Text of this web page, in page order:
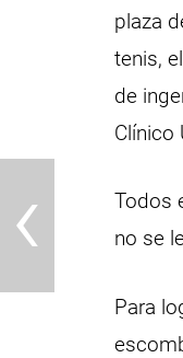
plaza
tenis,
de
Clínico
Todos
no se
Para
‹